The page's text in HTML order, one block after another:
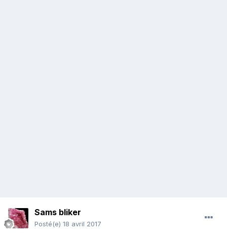
Sams bliker
Posté(e) 18 avril 2017